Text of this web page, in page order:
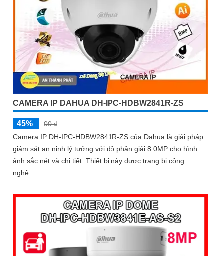
CAMERA IP DAHUA DH-IPC-HDBW2841R-ZS
45%
00 ₫
Camera IP DH-IPC-HDBW2841R-ZS của Dahua là giải pháp
giám sát an ninh lý tưởng với độ phân giải 8.0MP cho hình
ảnh sắc nét và chi tiết. Thiết bị này được trang bị công
nghệ...